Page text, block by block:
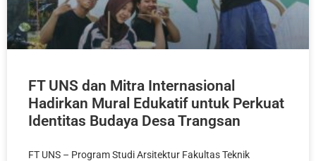
FT UNS dan Mitra Internasional
Hadirkan Mural Edukatif untuk Perkuat
Identitas Budaya Desa Trangsan
FT UNS – Program Studi Arsitektur Fakultas Teknik